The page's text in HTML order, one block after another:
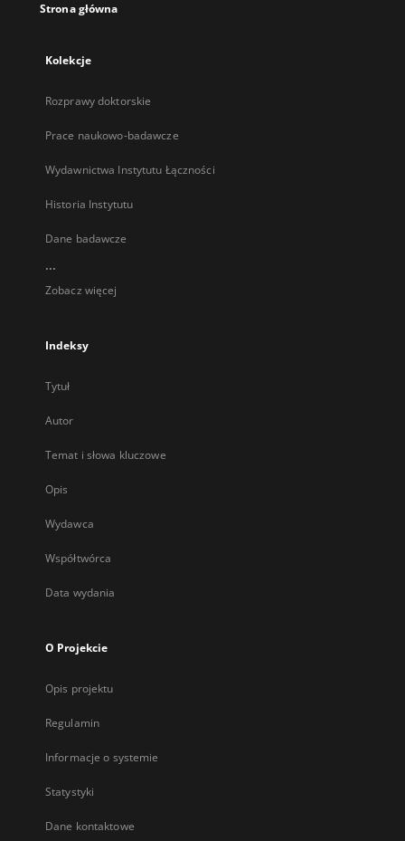
Strona główna
Kolekcje
Rozprawy doktorskie
Prace naukowo-badawcze
Wydawnictwa Instytutu Łączności
Historia Instytutu
Dane badawcze
...
Zobacz więcej
Indeksy
Tytuł
Autor
Temat i słowa kluczowe
Opis
Wydawca
Współtwórca
Data wydania
O Projekcie
Opis projektu
Regulamin
Informacje o systemie
Statystyki
Dane kontaktowe